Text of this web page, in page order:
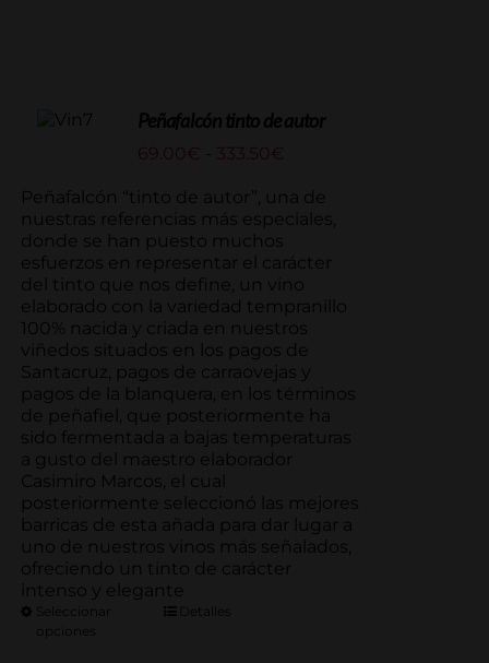
Peñafalcón tinto de autor
69.00 € 333.50 €
precios:
desde
hasta
333.50€
Peñafalcón “tinto de autor”, una de
nuestras referencias más especiales,
donde se han puesto muchos
esfuerzos en representar el carácter
del tinto que nos define, un vino
elaborado con la variedad tempranillo
100% nacida y criada en nuestros
viñedos situados en los pagos de
Santacruz, pagos de carraovejas y
pagos de la blanquera, en los términos
de peñafiel, que posteriormente ha
sido fermentada a bajas temperaturas
a gusto del maestro elaborador
Casimiro Marcos, el cual
posteriormente seleccionó las mejores
barricas de esta añada para dar lugar a
uno de nuestros vinos más señalados,
ofreciendo un tinto de carácter
intenso y elegante
Seleccionar
opciones
Detalles